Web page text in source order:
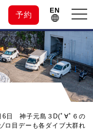
予約
EN
6日 神子元島３D(ﾟ∀ﾟ６の
ロ目デーも各ダイブ大群れ